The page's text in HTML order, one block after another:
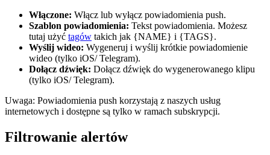
Włączone: Włącz lub wyłącz powiadomienia push.
Szablon powiadomienia: Tekst powiadomienia. Możesz
tutaj użyć tagów takich jak {NAME} i {TAGS}.
Wyślij wideo: Wygeneruj i wyślij krótkie powiadomienie
wideo (tylko iOS/ Telegram).
Dołącz dźwięk: Dołącz dźwięk do wygenerowanego klipu
(tylko iOS/ Telegram).
Uwaga: Powiadomienia push korzystają z naszych usług
internetowych i dostępne są tylko w ramach subskrypcji.
Filtrowanie alertów